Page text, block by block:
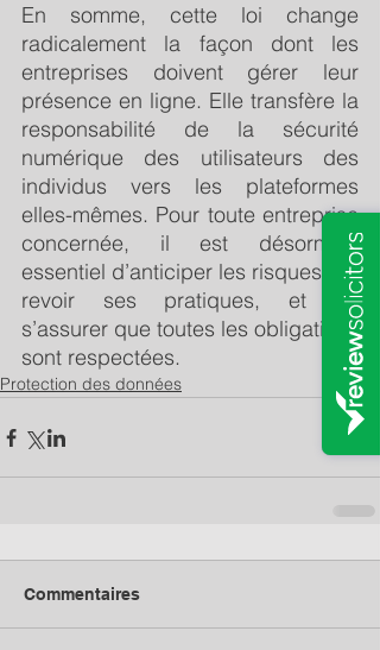
En somme, cette loi change
radicalement la façon dont les
entreprises doivent gérer leur
présence en ligne. Elle transfère la
responsabilité de la sécurité
numérique des utilisateurs des
individus vers les plateformes
elles-mêmes. Pour toute entreprise
concernée, il est désormais
essentiel d’anticiper les risques, de
revoir ses pratiques, et de
s’assurer que toutes les obligations
sont respectées.
Protection des données
Commentaires